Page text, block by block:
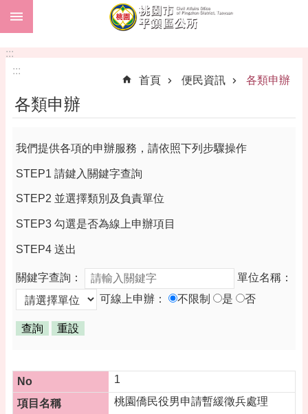
跳到主要內容區塊
進
階
本
介
息
告
便
訊
機
:::
:::
首頁
便民資訊 各類申辦
各類申辦
我們提供各項的申辦服務，請依照下列步驟操作
STEP1 請鍵入關鍵字查詢
STEP2 並選擇類別及負責單位
STEP3 勾選是否為線上申辦項目
STEP4 送出
關鍵字查詢：
單位名稱：
可線上申辦：
不限制 是 否
1
桃園僑民役男申請暫緩徵兵處理